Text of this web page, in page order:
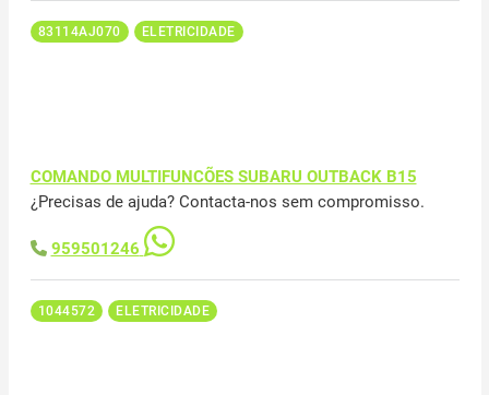
83114AJ070 ELETRICIDADE
COMANDO MULTIFUNCÕES SUBARU OUTBACK B15
¿Precisas de ajuda? Contacta-nos sem compromisso.
959501246
1044572 ELETRICIDADE